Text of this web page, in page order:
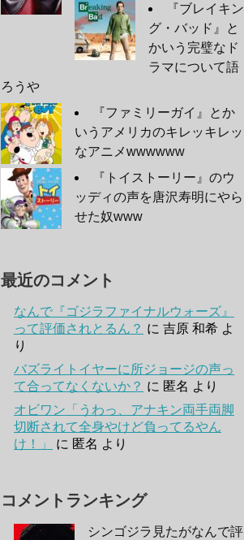
『ブレイキン
グ・バッド』と
かいう完璧なド
ラマについて語
ろうや
『ファミリーガイ』とか
いうアメリカのキレッキレッ
なアニメwwwwww
『トイストーリー』のウ
ッディの声を唐沢寿明にやら
せた奴www
最近のコメント
なんで『ゴジラファイナルウォーズ』
って評価されとるん？ に 吉原 和希 よ
り
バズライトイヤーに所ジョージの声っ
て合ってなくないか？ に 匿名 より
オビワン「うわっ、アナキン両手両脚
切断されて全身やけど負ってるやん
け！」
に 匿名 より
コメントランキング
シンゴジラ見たがなんで評